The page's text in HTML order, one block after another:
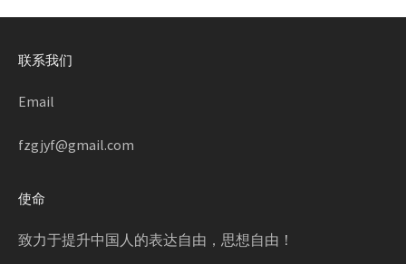
联系我们
Email
fzgjyf@gmail.com
使命
致力于提升中国人的表达自由，思想自由！